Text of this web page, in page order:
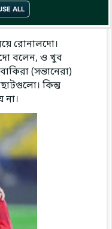
ALL
রোনালদো।
বলেন, ও খুব
(সন্তানেরা)
কিন্তু
না।